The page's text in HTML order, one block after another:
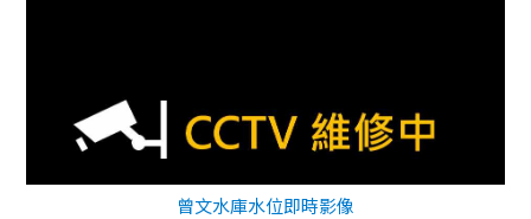
曾文水庫水位即時影像